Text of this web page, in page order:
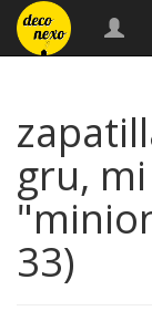
gru,
33)